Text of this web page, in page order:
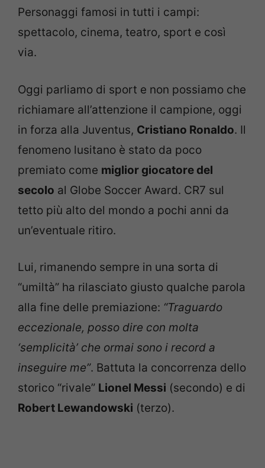
Personaggi famosi in tutti i campi:
spettacolo, cinema, teatro, sport e così
via.
Oggi parliamo di sport e non possiamo che
richiamare all’attenzione il campione, oggi
in forza alla Juventus, Cristiano Ronaldo. Il
fenomeno lusitano è stato da poco
premiato come miglior giocatore del
secolo al Globe Soccer Award. CR7 sul
tetto più alto del mondo a pochi anni da
un’eventuale ritiro.
Lui, rimanendo sempre in una sorta di
“umiltà” ha rilasciato giusto qualche parola
alla fine delle premiazione: “Traguardo
eccezionale, posso dire con molta
‘semplicità’ che ormai sono i record a
inseguire me”. Battuta la concorrenza dello
storico “rivale” Lionel Messi (secondo) e di
Robert Lewandowski (terzo).